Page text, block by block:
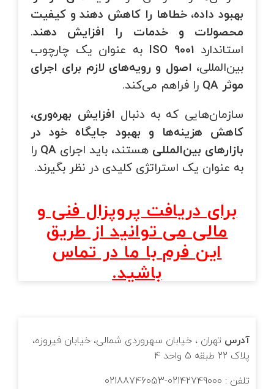
بهبود داده، خطاها را کاهش دهند و کیفیت
محصولات و خدمات را افزایش دهند.
استاندارد ISO 9001 به عنوان یک چارچوب
بین‌المللی، اصول و رویه‌های لازم برای اجرای
موثر
را فراهم می‌کند.
سازمان‌هایی که به دنبال افزایش بهره‌وری،
کاهش هزینه‌ها و بهبود جایگاه خود در
بازارهای بین‌المللی هستند، باید اجرای QA را
به عنوان یک استراتژی کلیدی در نظر بگیرند.
برای دریافت پروپزال فنی و
مالی می توانید از طریق
این فرم با ما در تماس
باشید.
آدرس تهران ، خیابان سهروردی شمالی، خیابان فیروزه،
پلاک 22 طبقه 5 واحد 4
تلفن : 02142749000-02188746053